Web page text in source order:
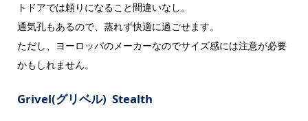
トドアでは頼りになること間違いなし。
通気孔もあるので、蒸れず快適に過ごせます。
ただし、ヨーロッパのメーカーなのでサイズ感には注意が必要
かもしれません。
Grivel(グリベル) Stealth